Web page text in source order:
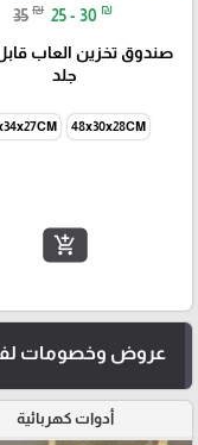
35 ₪ 25 - 30 ₪
صندوق تخزين العاب
جلد
48x30x28CM
add_shopping_cart
عروض وخصومات
أدوات كهربائية